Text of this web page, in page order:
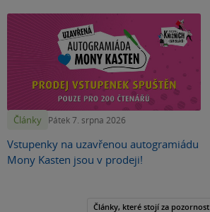
Články Pátek 7. srpna 2026
Vstupenky na uzavřenou autogramiádu
Mony Kasten jsou v prodeji!
Články, které stojí za pozornost